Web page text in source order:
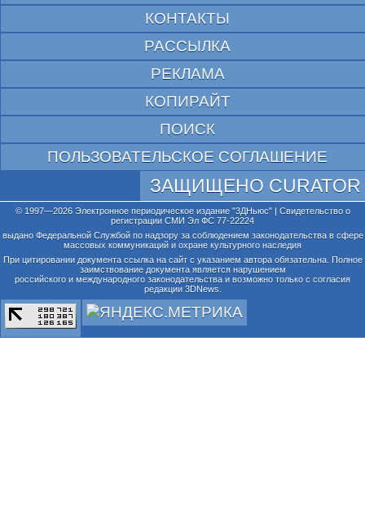
КОНТАКТЫ
РАССЫЛКА
РЕКЛАМА
КОПИРАЙТ
ПОИСК
ПОЛЬЗОВАТЕЛЬСКОЕ СОГЛАШЕНИЕ
ЗАЩИЩЕНО CURATOR
© 1997—2026 Электронное периодическое издание "3ДНьюс" | Свидетельство о
регистрации СМИ Эл ФС 77-22224
выдано Федеральной Службой по надзору за соблюдением законодательства в сфере
массовых коммуникаций и охране культурного наследия
При цитировании документа ссылка на сайт с указанием автора обязательна. Полное
заимствование документа является нарушением
российского и международного законодательства и возможно только с согласия
редакции 3DNews.